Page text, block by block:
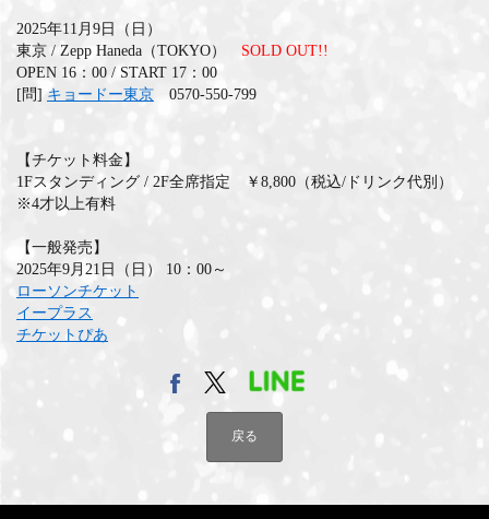
2025年11月9日（日）
東京 / Zepp Haneda（TOKYO） SOLD OUT!!
OPEN 16：00 / START 17：00
[問] キョードー東京 0570-550-799
【チケット料金】
1Fスタンディング / 2F全席指定 ￥8,800（税込/ドリンク代別）
※4才以上有料
【一般発売】
2025年9月21日（日） 10：00～
ローソンチケット
イープラス
チケットぴあ
戻る